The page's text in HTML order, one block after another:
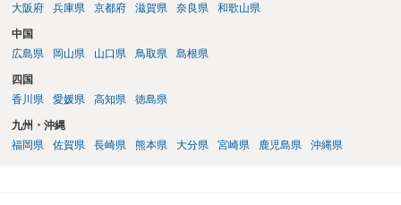
大阪府
兵庫県 京都府 滋賀県 奈良県 和歌山県
中国
広島県
岡山県 山口県 鳥取県 島根県
四国
香川県
愛媛県 高知県 徳島県
九州・沖縄
福岡県
佐賀県 長崎県 熊本県 大分県 宮崎県 鹿児島県 沖縄県